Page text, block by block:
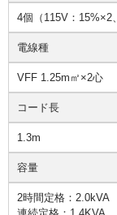
4個（115V：15%×2
電線種
VFF 1.25m㎡×2心
コード長
1.3m
容量
2時間定格：2.0kVA